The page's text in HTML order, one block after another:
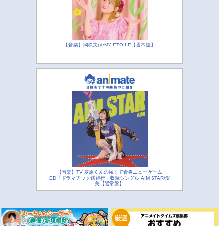
【音楽】岡咲美保/MY ETOILE【通常盤】
【音楽】TV 灰原くんの強くて青春ニューゲーム
ED「ドラマチック逃避行」収録シングル AIM STAR/愛
美【通常盤】